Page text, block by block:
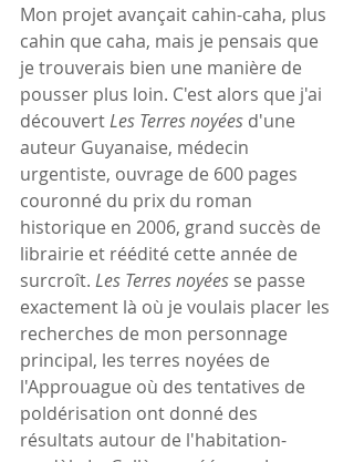
Mon projet avançait cahin-caha, plus
cahin que caha, mais je pensais que
je trouverais bien une manière de
pousser plus loin. C'est alors que j'ai
découvert Les Terres noyées d'une
auteur Guyanaise, médecin
urgentiste, ouvrage de 600 pages
couronné du prix du roman
historique en 2006, grand succès de
librairie et réédité cette année de
surcroît. Les Terres noyées se passe
exactement là où je voulais placer les
recherches de mon personnage
principal, les terres noyées de
l'Approuague où des tentatives de
poldérisation ont donné des
résultats autour de l'habitation-